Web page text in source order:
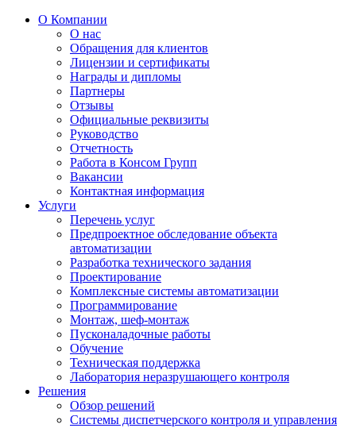
О Компании
О нас
Обращения для клиентов
Лицензии и сертификаты
Награды и дипломы
Партнеры
Отзывы
Официальные реквизиты
Руководство
Отчетность
Работа в Консом Групп
Вакансии
Контактная информация
Услуги
Перечень услуг
Предпроектное обследование объекта
автоматизации
Разработка технического задания
Проектирование
Комплексные системы автоматизации
Программирование
Монтаж, шеф-монтаж
Пусконаладочные работы
Обучение
Техническая поддержка
Лаборатория неразрушающего контроля
Решения
Обзор решений
Системы диспетчерского контроля и управления